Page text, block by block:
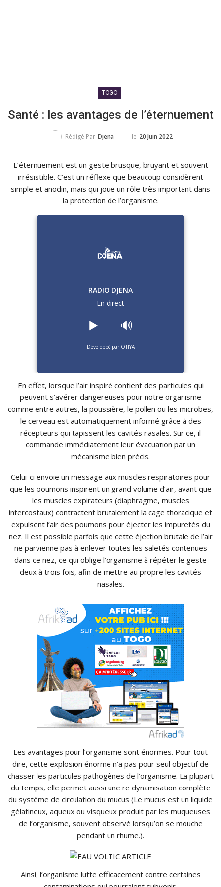
TOGO
Santé : les avantages de l’éternuement
Rédigé Par Djena le 20 Juin 2022
L’éternuement est un geste brusque, bruyant et souvent
irrésistible. C’est un réflexe que beaucoup considèrent
simple et anodin, mais qui joue un rôle très important dans
la protection de l’organisme.
RADIO DJENA
En direct
▶️ 🔊
Développé par OTIYA
En effet, lorsque l’air inspiré contient des particules qui
peuvent s’avérer dangereuses pour notre organisme
comme entre autres, la poussière, le pollen ou les microbes,
le cerveau est automatiquement informé grâce à des
récepteurs qui tapissent les cavités nasales. Sur ce, il
commande immédiatement leur évacuation par un
mécanisme bien précis.
Celui-ci envoie un message aux muscles respiratoires pour
que les poumons inspirent un grand volume d’air, avant que
les muscles expirateurs (diaphragme, muscles
intercostaux) contractent brutalement la cage thoracique et
expulsent l’air des poumons pour éjecter les impuretés du
nez. Il est possible parfois que cette éjection brutale de l’air
ne parvienne pas à enlever toutes les saletés contenues
dans ce nez, ce qui oblige l’organisme à répéter le geste
deux à trois fois, afin de mettre au propre les cavités
nasales.
Les avantages pour l’organisme sont énormes. Pour tout
dire, cette explosion énorme n’a pas pour seul objectif de
chasser les particules pathogènes de l’organisme. La plupart
du temps, elle permet aussi une re dynamisation complète
du système de circulation du mucus (Le mucus est un liquide
gélatineux, aqueux ou visqueux produit par les muqueuses
de l’organisme, souvent observé lorsqu’on se mouche
pendant un rhume.).
Ainsi, l’organisme lutte efficacement contre certaines